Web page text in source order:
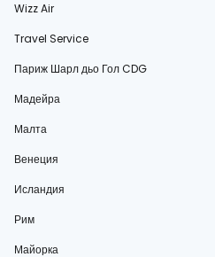
Wizz Air
Travel Service
Париж Шарл дьо Гол CDG
Мадейра
Малта
Венеция
Исландия
Рим
Майорка